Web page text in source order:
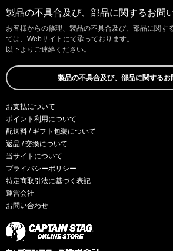
製品の不具合及び、部品に関するお問
お客様からの修理、製品の不具合及び、部品に関す
ては、Webサイトにて承っております。
以下よりご連絡ください。
製品の不具合及び、部品に関するお
お支払について
ポイント利用について
配送料 / ギフト包装について
返品 / 交換について
当サイトについて
プライバシーポリシー
特定商取引法に基づく表記
運営会社
お問い合わせ